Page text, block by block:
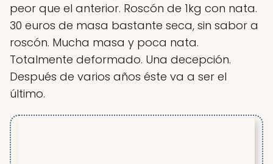
peor que el anterior. Roscón de 1kg con nata.
30 euros de masa bastante seca, sin sabor a
roscón. Mucha masa y poca nata.
Totalmente deformado. Una decepción.
Después de varios años éste va a ser el
último.